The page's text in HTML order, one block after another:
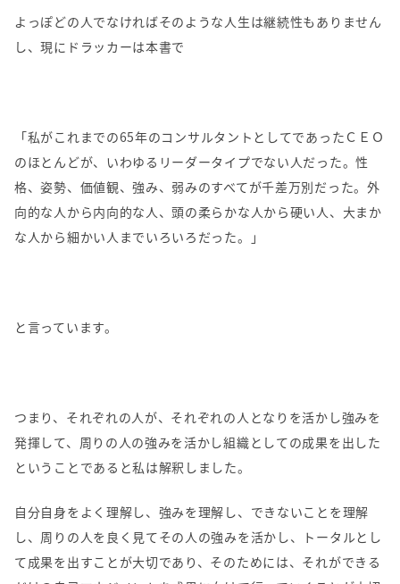
よっぽどの人でなければそのような人生は継続性もありません
し、現にドラッカーは本書で
「私がこれまでの65年のコンサルタントとしてであったＣＥＯ
のほとんどが、いわゆるリーダータイプでない人だった。性
格、姿勢、価値観、強み、弱みのすべてが千差万別だった。外
向的な人から内向的な人、頭の柔らかな人から硬い人、大まか
な人から細かい人までいろいろだった。」
と言っています。
つまり、それぞれの人が、それぞれの人となりを活かし強みを
発揮して、周りの人の強みを活かし組織としての成果を出した
ということであると私は解釈しました。
自分自身をよく理解し、強みを理解し、できないことを理解
し、周りの人を良く見てその人の強みを活かし、トータルとし
て成果を出すことが大切であり、そのためには、それができる